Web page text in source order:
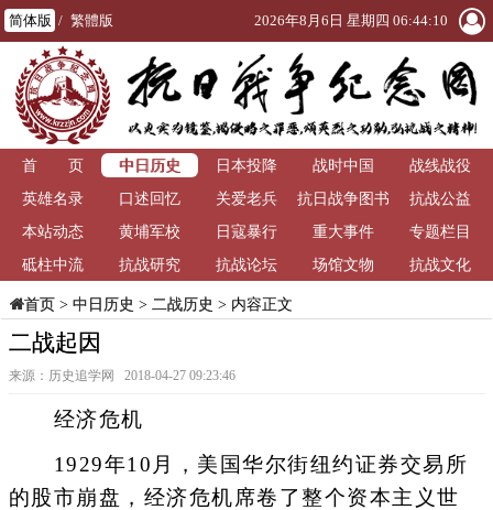
简体版 / 繁體版 2026年8月6日 星期四 06:44:10
首 页 中日历史 日本投降 战时中国
战线战役
英雄名录
口述回忆 关爱老兵
抗日战争图书
馆
抗战公益
本站动态
黄埔军校 日寇暴行 重大事件
专题栏目
砥柱中流
抗战研究 抗战论坛 场馆文物 抗战文化
首页> 中日历史 > 二战历史 > 内容正文
二战起因
来源：历史追学网 2018-04-27 09:23:46
经济危机
1929年10月，美国华尔街纽约证券交易所
的股市崩盘，经济危机席卷了整个资本主义世